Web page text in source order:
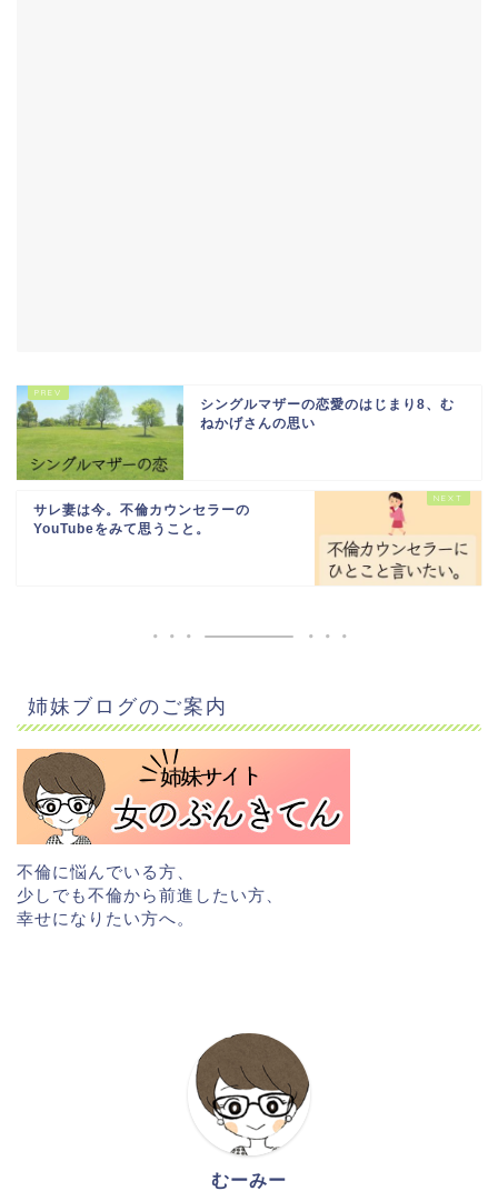
シングルマザーの恋愛のはじまり8、む
ねかげさんの思い
サレ妻は今。不倫カウンセラーの
YouTubeをみて思うこと。
姉妹ブログのご案内
不倫に悩んでいる方、
少しでも不倫から前進したい方、
幸せになりたい方へ。
むーみー